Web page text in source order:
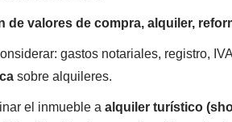
de valores de compra, alquiler,
gastos notariales, registro,
sobre alquileres.
el inmueble a alquiler turístico